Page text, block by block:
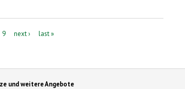
9 next › last »
und weitere Angebote